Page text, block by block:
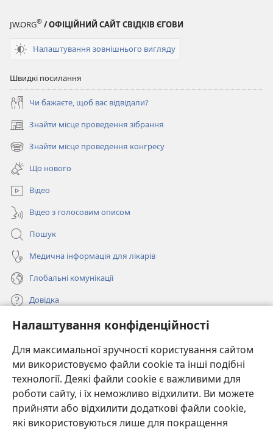
Налаштування конфіденційності
Для максимальної зручності користування сайтом
ми використовуємо файли cookie та інші подібні
технології. Деякі файли cookie є важливими для
роботи сайту, і їх неможливо відхилити. Ви можете
прийняти або відхилити додаткові файли cookie,
які використовуються лише для покращення
JW.ORG® / ОФІЦІЙНИЙ САЙТ СВІДКІВ ЄГОВИ
Налаштування зовнішнього вигляду
Швидкі посилання
Чи бажаєте, щоб вас відвідали?
Знайти місце проведення зібрання
(відкривається
у
новому
вікні)
Знайти місце проведення конгресу
(відкривається
новому
вікні)
Що нового
Відео
Відео з голосовим описом
Пошук
Медична інформація для лікарів
Глобальні комунікації
Довідка
Пожертви
(відкривається
у
новому
вікні)
ОНЛАЙН-БІБЛІОТЕКА Товариства «Вартова башта»™
(відкривається
у
новому
вікні)
JW Hub ®
(відкривається
у
новомуJW Library